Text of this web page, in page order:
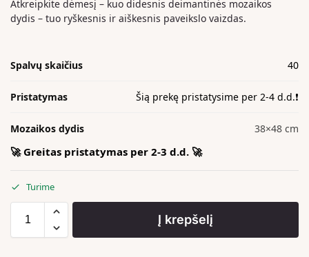
Atkreipkite dėmesį – kuo didesnis deimantinės mozaikos
dydis – tuo ryškesnis ir aiškesnis paveikslo vaizdas.
Spalvų skaičius 40
Pristatymas Šią prekę pristatysime per 2-4 d.d.❗️
Mozaikos dydis 38×48 cm
🚀 Greitas pristatymas per 2-3 d.d. 🚀
Turime
Į krepšelį